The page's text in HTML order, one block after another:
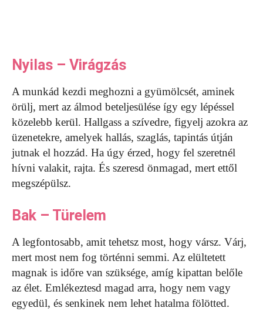
Nyilas – Virágzás
A munkád kezdi meghozni a gyümölcsét, aminek
örülj, mert az álmod beteljesülése így egy lépéssel
közelebb kerül. Hallgass a szívedre, figyelj azokra az
üzenetekre, amelyek hallás, szaglás, tapintás útján
jutnak el hozzád. Ha úgy érzed, hogy fel szeretnél
hívni valakit, rajta. És szeresd önmagad, mert ettől
megszépülsz.
Bak – Türelem
A legfontosabb, amit tehetsz most, hogy vársz. Várj,
mert most nem fog történni semmi. Az elültetett
magnak is időre van szüksége, amíg kipattan belőle
az élet. Emlékeztesd magad arra, hogy nem vagy
egyedül, és senkinek nem lehet hatalma fölötted.